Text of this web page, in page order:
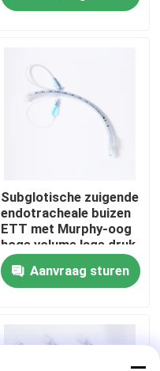
Subglotische zuigende
endotracheale buizen
ETT met Murphy-oog
hoge volume lage druk
manchet
Aanvraag sturen